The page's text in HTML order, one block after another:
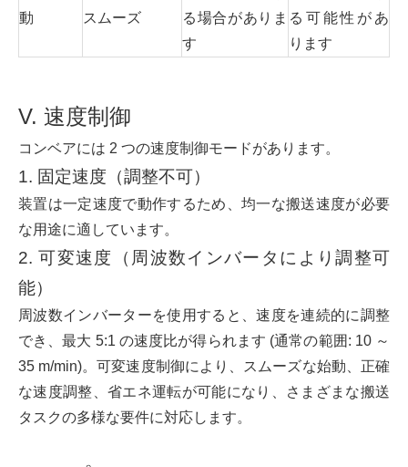
動
スムーズ
る場合がありま
す
る可能性があ
ります
V. 速度制御
コンベアには 2 つの速度制御モードがあります。
1. 固定速度（調整不可）
装置は一定速度で動作するため、均一な搬送速度が必要
な用途に適しています。
2. 可変速度（周波数インバータにより調整可
能）
周波数インバーターを使用すると、速度を連続的に調整
でき、最大 5:1 の速度比が得られます (通常の範囲: 10 ～
35 m/min)。可変速度制御により、スムーズな始動、正確
な速度調整、省エネ運転が可能になり、さまざまな搬送
タスクの多様な要件に対応します。